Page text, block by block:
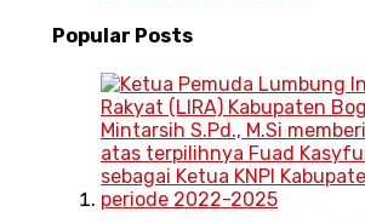
Popular Posts